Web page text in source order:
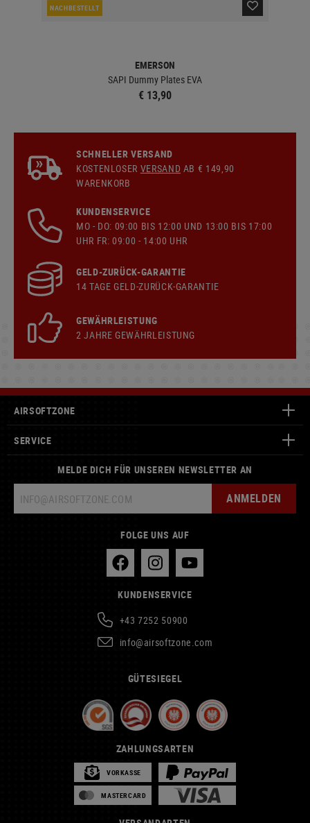
NACHBESTELLT
EMERSON
SAPI Dummy Plates EVA
€ 13,90
SCHNELLER VERSAND
KOSTENLOSER VERSAND AB € 149,90
WARENKORB
KUNDENSERVICE
MO - DO: 09:00 BIS 12:00 UND 13:00 BIS 17:00
UHR FR: 09:00 - 14:00 UHR
GELD-ZURÜCK-GARANTIE
14 TAGE GELD-ZURÜCK-GARANTIE
GEWÄHRLEISTUNG
2 JAHRE GEWÄHRLEISTUNG
AIRSOFTZONE
SERVICE
MELDE DICH FÜR UNSEREN NEWSLETTER AN
ANMELDEN
FOLGE UNS AUF
KUNDENSERVICE
+43 7252 50900
info@airsoftzone.com
GÜTESIEGEL
ZAHLUNGSARTEN
VORKASSE
MASTERCARD